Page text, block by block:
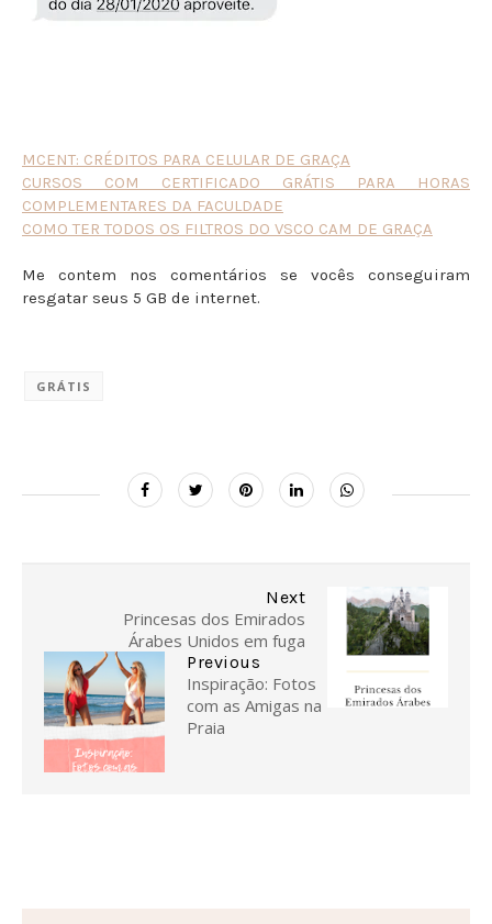
MCENT: CRÉDITOS PARA CELULAR DE GRAÇA
CURSOS COM CERTIFICADO GRÁTIS PARA HORAS
COMPLEMENTARES DA FACULDADE
COMO TER TODOS OS FILTROS DO VSCO CAM DE GRAÇA
Me contem nos comentários se vocês conseguiram
resgatar seus 5 GB de internet.
GRÁTIS
Next
Princesas dos Emirados
Árabes Unidos em fuga
Previous
Inspiração: Fotos
com as Amigas na
Praia